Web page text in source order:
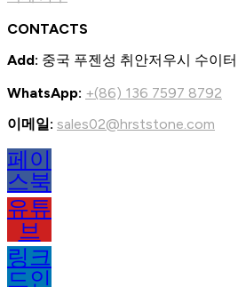
CONTACTS
Add: 중국 푸젠성 취안저우시 수이
WhatsApp: +(86) 136 7597 8792
이메일: sales02@hrststone.com
페이
스북
유튜
브
링크
드인